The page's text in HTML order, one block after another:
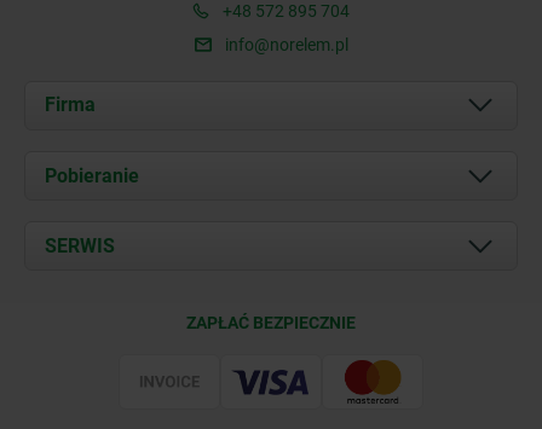
+48 572 895 704
info@norelem.pl
Firma
O nas
Kontakt
Pobieranie
Documents
SERWIS
ZAPŁAĆ BEZPIECZNIE